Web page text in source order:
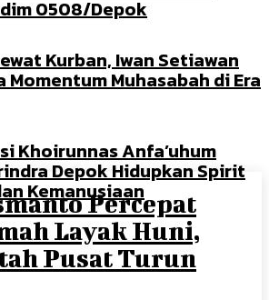
0508/Depok
Kurban, Iwan Setiawan
Momentum Muhasabah di Era
Khoirunnas Anfa’uhum
Depok Hidupkan Spirit
KemanusiaanPercepat
Layak Huni,
Pusat Turun